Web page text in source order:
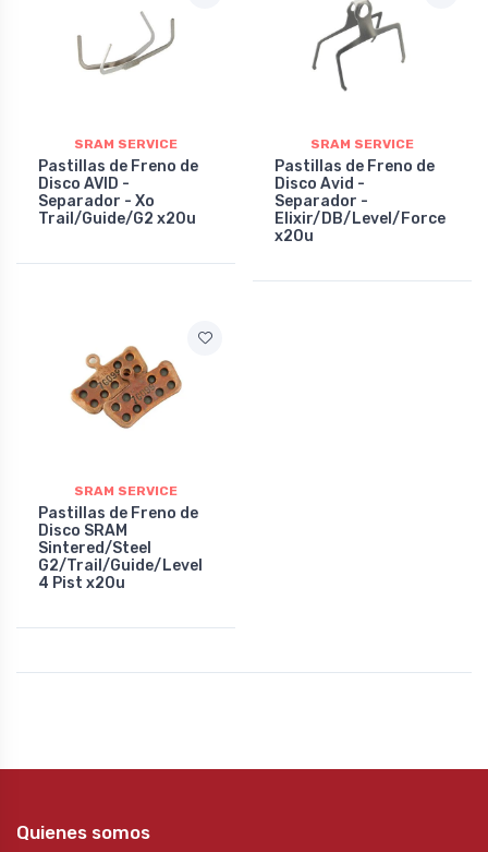
SRAM SERVICE
Pastillas de Freno de
Disco AVID -
Separador - Xo
Trail/Guide/G2 x20u
SRAM SERVICE
Pastillas de Freno de
Disco Avid -
Separador -
Elixir/DB/Level/Force
x20u
SRAM SERVICE
Pastillas de Freno de
Disco SRAM
Sintered/Steel
G2/Trail/Guide/Level
4 Pist x20u
Quienes somos